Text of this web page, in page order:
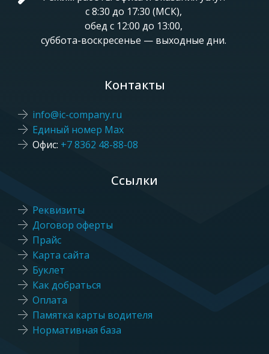
с 8:30 до 17:30 (МСК),
обед с 12:00 до 13:00,
суббота-воскресенье — выходные дни.
Контакты
info@ic-company.ru
Единый номер Max
Офис: +7 8362 48-88-08
Ссылки
Реквизиты
Договор оферты
Прайс
Карта сайта
Буклет
Как добраться
Оплата
Памятка карты водителя
Нормативная база